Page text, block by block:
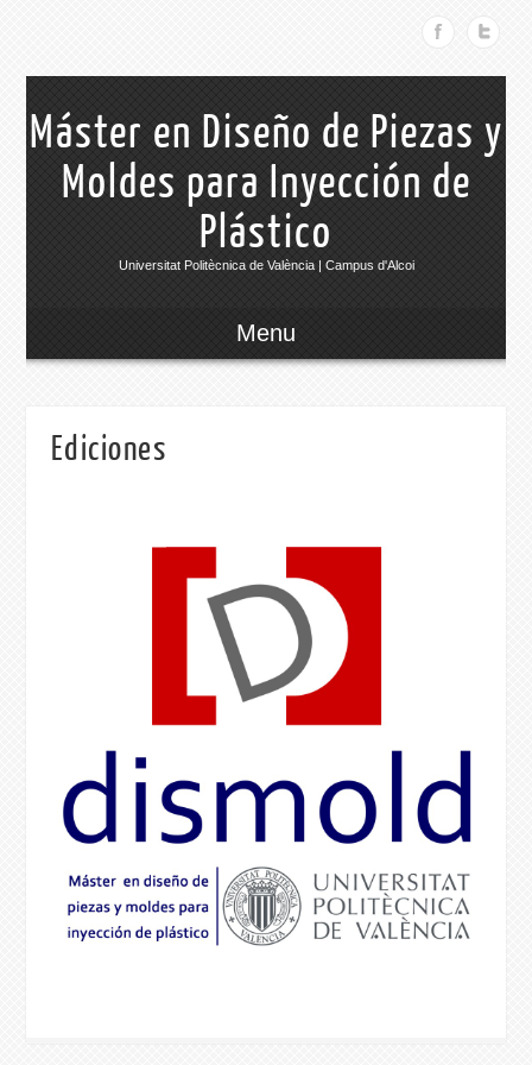
Máster en Diseño de Piezas y
Moldes para Inyección de
Plástico
Universitat Politècnica de València | Campus d'Alcoi
Menu
Ediciones